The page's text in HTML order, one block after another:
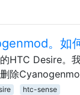
。如
HTC Desire。
除
htc-sense